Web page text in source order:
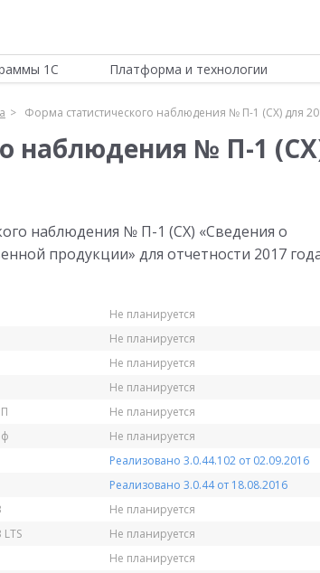
1С Платформа и технологии
Форма статистического наблюдения № П-1 (СХ) для
наблюдения № П-1
наблюдения № П-1 (СХ) «Сведения о
продукции» для отчетности 2017
Не планируется
Не планируется
Не планируется
Не планируется
Не планируется
Не планируется
Реализовано 3.0.44.102 от 02.09.2016
Реализовано 3.0.44 от 18.08.2016
Не планируется
Не планируется
Не планируется